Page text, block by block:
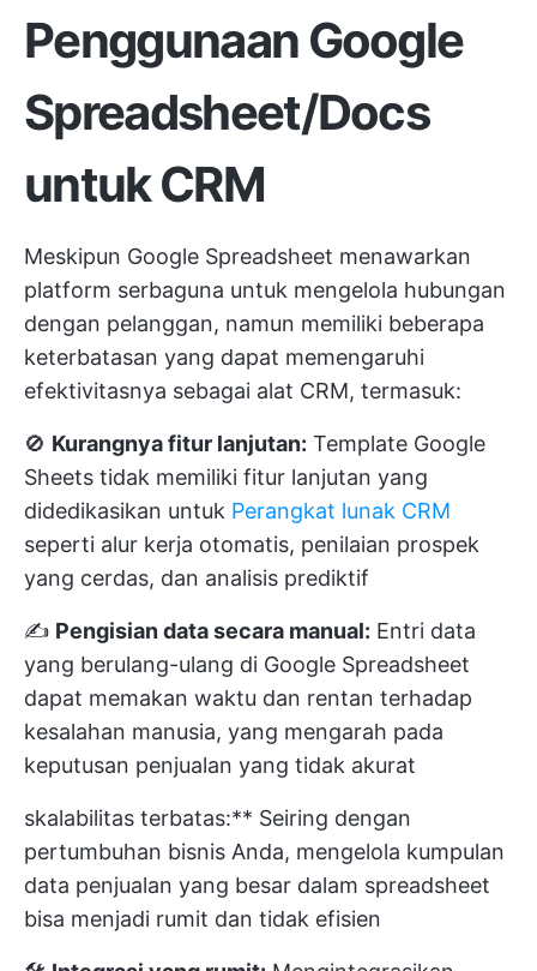
Penggunaan Google
Spreadsheet/Docs
untuk CRM
Meskipun Google Spreadsheet menawarkan
platform serbaguna untuk mengelola hubungan
dengan pelanggan, namun memiliki beberapa
keterbatasan yang dapat memengaruhi
efektivitasnya sebagai alat CRM, termasuk:
🚫 Kurangnya fitur lanjutan: Template Google
Sheets tidak memiliki fitur lanjutan yang
didedikasikan untuk Perangkat lunak CRM
seperti alur kerja otomatis, penilaian prospek
yang cerdas, dan analisis prediktif
✍️ Pengisian data secara manual: Entri data
yang berulang-ulang di Google Spreadsheet
dapat memakan waktu dan rentan terhadap
kesalahan manusia, yang mengarah pada
keputusan penjualan yang tidak akurat
skalabilitas terbatas:** Seiring dengan
pertumbuhan bisnis Anda, mengelola kumpulan
data penjualan yang besar dalam spreadsheet
bisa menjadi rumit dan tidak efisien